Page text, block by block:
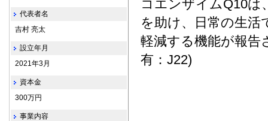
コエンザイムQ10は
を助け、日常の生活
軽減する機能が報告
有：J22)
代表者名
吉村 亮太
設立年月
2021年3月
資本金
300万円
事業内容